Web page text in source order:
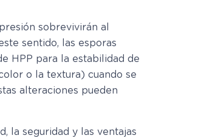
sobrevivirán al
sentido, las esporas
HPP para la estabilidad de
o la textura) cuando se
alteraciones pueden
la seguridad y las ventajas